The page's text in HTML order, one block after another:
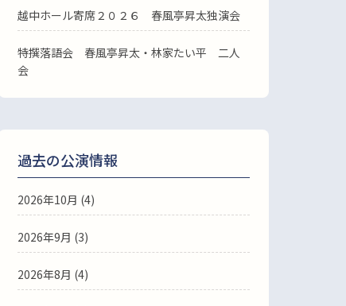
越中ホール寄席２０２６ 春風亭昇太独演会
特撰落語会 春風亭昇太・林家たい平 二人
会
過去の公演情報
2026年10月 (4)
2026年9月 (3)
2026年8月 (4)